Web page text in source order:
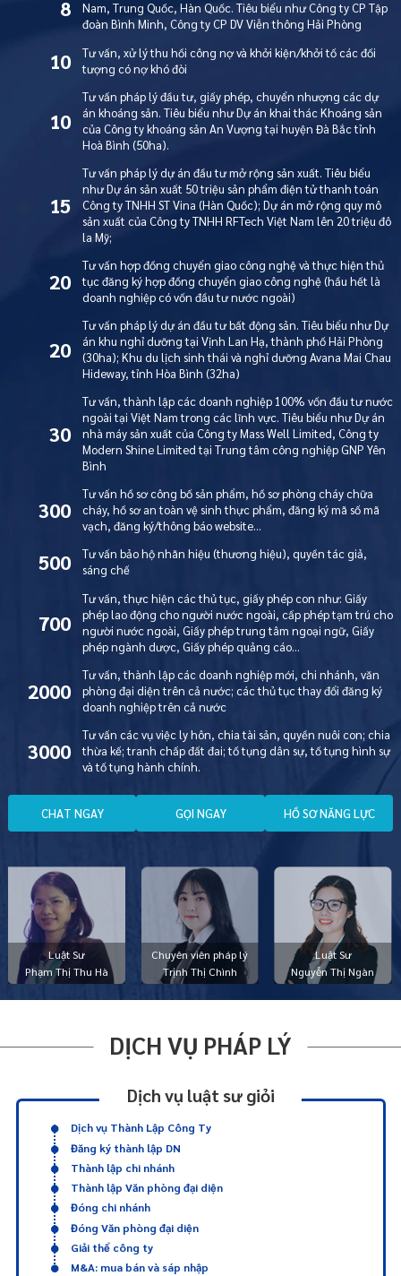
Luật Sư
Phạm Thị Thu Hà
Chuyên viên pháp lý
Trịnh Thị Chình
Luật Sư
Nguyễn Thị Ngàn
8
Nam, Trung Quốc, Hàn Quốc. Tiêu biểu như Công ty CP Tập
đoàn Bình Minh, Công ty CP DV Viễn thông Hải Phòng
10
Tư vấn, xử lý thu hồi công nợ và khởi kiện/khởi tố các đối
tượng có nợ khó đòi
10
Tư vấn pháp lý đầu tư, giấy phép, chuyển nhượng các dự
án khoáng sản. Tiêu biểu như Dự án khai thác Khoáng sản
của Công ty khoáng sản An Vượng tại huyện Đà Bắc tỉnh
Hoà Bình (50ha).
15
Tư vấn pháp lý dự án đầu tư mở rộng sản xuất. Tiêu biểu
như Dự án sản xuất 50 triệu sản phẩm điện tử thanh toán
Công ty TNHH ST Vina (Hàn Quốc); Dự án mở rộng quy mô
sản xuất của Công ty TNHH RFTech Việt Nam lên 20 triệu đô
la Mỹ;
20
Tư vấn hợp đồng chuyển giao công nghệ và thực hiện thủ
tục đăng ký hợp đồng chuyển giao công nghệ (hầu hết là
doanh nghiệp có vốn đầu tư nước ngoài)
20
Tư vấn pháp lý dự án đầu tư bất động sản. Tiêu biểu như Dự
án khu nghỉ dưỡng tại Vịnh Lan Hạ, thành phố Hải Phòng
(30ha); Khu du lịch sinh thái và nghỉ dưỡng Avana Mai Chau
Hideway, tỉnh Hòa Bình (32ha)
30
Tư vấn, thành lập các doanh nghiệp 100% vốn đầu tư nước
ngoài tại Việt Nam trong các lĩnh vực. Tiêu biểu như Dự án
nhà máy sản xuất của Công ty Mass Well Limited, Công ty
Modern Shine Limited tại Trung tâm công nghiệp GNP Yên
Bình
300
Tư vấn hồ sơ công bố sản phẩm, hồ sơ phòng cháy chữa
cháy, hồ sơ an toàn vệ sinh thực phẩm, đăng ký mã số mã
vạch, đăng ký/thông báo website…
500
Tư vấn bảo hộ nhãn hiệu (thương hiệu), quyền tác giả,
sáng chế
700
Tư vấn, thực hiện các thủ tục, giấy phép con như: Giấy
phép lao động cho người nước ngoài, cấp phép tạm trú cho
người nước ngoài, Giấy phép trung tâm ngoại ngữ, Giấy
phép ngành dược, Giấy phép quảng cáo…
2000
Tư vấn, thành lập các doanh nghiệp mới, chi nhánh, văn
phòng đại diện trên cả nước; các thủ tục thay đổi đăng ký
doanh nghiệp trên cả nước
3000
Tư vấn các vụ việc ly hôn, chia tài sản, quyền nuôi con; chia
thừa kế; tranh chấp đất đai; tố tụng dân sự, tố tụng hình sự
và tố tụng hành chính.
CHAT NGAY GỌI NGAY HỒ SƠ NĂNG LỰC
DỊCH VỤ PHÁP LÝ
Dịch vụ luật sư giỏi
Dịch vụ Thành Lập Công Ty
Đăng ký thành lập DN
Thành lập chi nhánh
Thành lập Văn phòng đại diện
Đóng chi nhánh
Đóng Văn phòng đại diện
Giải thể công ty
M&A: mua bán và sáp nhập